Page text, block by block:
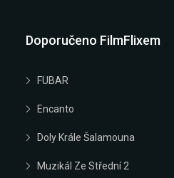
Doporučeno FilmFlixem
FUBAR
Encanto
Doly Krále Šalamouna
Muzikál Ze Střední 2